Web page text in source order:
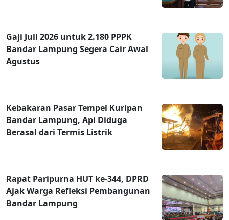
Gaji Juli 2026 untuk 2.180 PPPK
Bandar Lampung Segera Cair Awal
Agustus
Kebakaran Pasar Tempel Kuripan
Bandar Lampung, Api Diduga
Berasal dari Termis Listrik
Rapat Paripurna HUT ke-344, DPRD
Ajak Warga Refleksi Pembangunan
Bandar Lampung